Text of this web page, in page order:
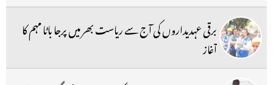
برقی عہدیداروں کی آج سے ریاست بھر میں پرجا باٹا مہم کا
آغاز